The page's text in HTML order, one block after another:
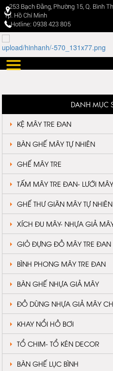
253 Bạch Đằng, Phường 15, Q. Bình
Tp. Hồ Chí Minh
Hotline: 0938 423 805
DANH MỤC
KỆ MÂY TRE ĐAN
BÀN GHẾ MÂY TỰ NHIÊN
GHẾ MÂY TRE
TẤM MÂY TRE ĐAN- LƯỚI
GHẾ THƯ GIÃN MÂY TỰ NHIÊN
XÍCH ĐU MÂY- NHỰA GIẢ
GIỎ ĐỰNG ĐỒ MÂY TRE ĐAN
BÌNH PHONG MÂY TRE ĐAN
BÀN GHẾ NHỰA GIẢ MÂY
ĐỒ DÙNG NHỰA GIẢ MÂY
KHAY NỔI HỒ BƠI
TỔ CHIM- TỔ KÉN DECOR
BÀN GHẾ LỤC BÌNH